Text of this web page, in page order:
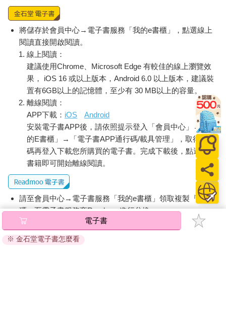
將儲存於會員中心→電子書服務「我的e書櫃」，點選線上
閱讀直接開啟閱讀。
線上閱讀：
建議使用Chrome、Microsoft Edge 有較佳的線上瀏覽效
果， iOS 16 或以上版本，Android 6.0 以上版本，建議裝
置有6GB以上的記憶體，至少有 30 MB以上的容量。
離線閱讀：
APP下載： iOS
Android
安裝電子書APP後，請依照提示登入「會員中心」→「我
的E書櫃」→「電子書APP通行碼/載具管理」，取得通行
碼再登入下載您所購買的電子書。完成下載後，點選任一
書籍即可開始離線閱讀。
請至會員中心→電子書服務「我的e書櫃」領取複製『兌換
碼』至電子書服務商Readmoo進行兌換。
退換貨須知：
因版權保護，您在金石堂所購買的電子書僅能以金石堂專屬
電子書
※ 金石堂電子書怎麼看